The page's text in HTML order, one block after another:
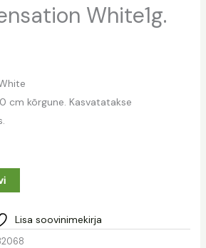
White1g.
cm kõrgune. Kasvatatakse
Lisa soovinimekirja